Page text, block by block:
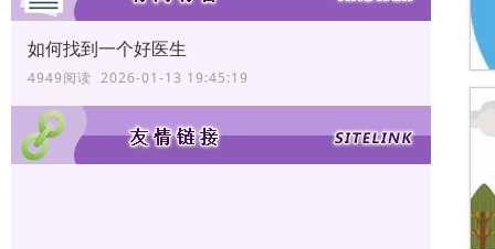
如何找到一个好医生
4949阅读 2026-01-13 19:45:19